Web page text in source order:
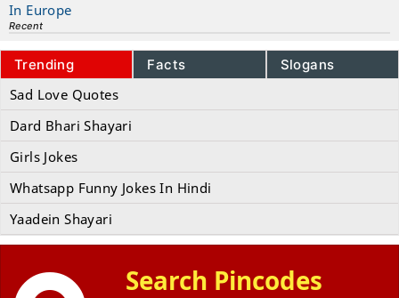
In Europe
Recent
Trending Facts Slogans
Sad Love Quotes
Dard Bhari Shayari
Girls Jokes
Whatsapp Funny Jokes In Hindi
Yaadein Shayari
Search Pincodes